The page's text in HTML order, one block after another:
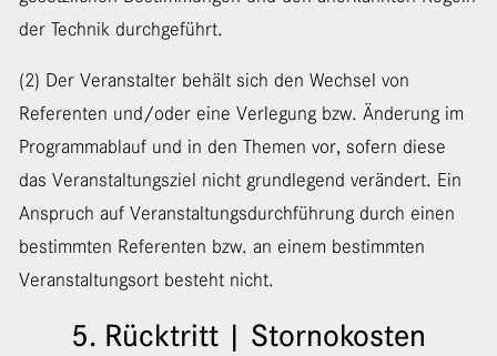
der Technik durchgeführt.
(2) Der Veranstalter behält sich den Wechsel von
Referenten und/oder eine Verlegung bzw. Änderung im
Programmablauf und in den Themen vor, sofern diese
das Veranstaltungsziel nicht grundlegend verändert. Ein
Anspruch auf Veranstaltungsdurchführung durch einen
bestimmten Referenten bzw. an einem bestimmten
Veranstaltungsort besteht nicht.
5. Rücktritt | Stornokosten